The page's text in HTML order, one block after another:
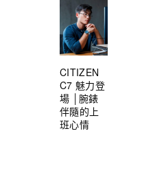
CITIZEN
C7 魅力登
場 │腕錶
伴隨的上
班心情